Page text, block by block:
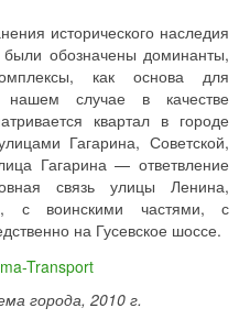
исторического наследия
были обозначены доминанты,
как основа для
нашем случае в качестве
квартал в городе
Гагарина, Советской,
Гагарина — ответвление
связь улицы Ленина,
с воинскими частями, с
на Гусевское шоссе.
города, 2010 г.